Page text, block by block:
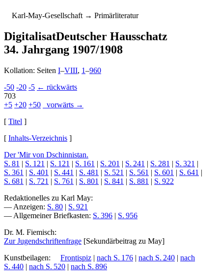
Karl-May-Gesellschaft → Primärliteratur
DigitalisatDeutscher Hausschatz
34. Jahrgang 1907/1908
Kollation: Seiten I–VIII, 1–960
-50 -20 -5 ← rückwärts
703
+5 +20 +50
vorwärts →
[ Titel ]
[ Inhalts-Verzeichnis ]
Der 'Mir von Dschinnistan.
S. 81 | S. 121 | S. 121 | S. 161 | S. 201 | S. 241 | S. 281 | S. 321 |
S. 361 | S. 401 | S. 441 | S. 481 | S. 521 | S. 561 | S. 601 | S. 641 |
S. 681 | S. 721 | S. 761 | S. 801 | S. 841 | S. 881 | S. 922
Redaktionelles zu Karl May:
— Anzeigen: S. 80 | S. 921
— Allgemeiner Briefkasten: S. 396 | S. 956
Dr. M. Fiemisch:
Zur Ju­gend­schrif­ten­fra­ge [Se­kun­där­bei­trag zu May]
Kunstbeilagen: Frontispiz | nach S. 176 | nach S. 240 | nach
S. 440 | nach S. 520 | nach S. 896